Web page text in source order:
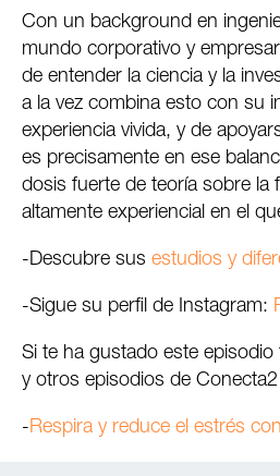
Con un background en
mundo corporativo y
de entender la ciencia y la
a la vez combina esto con su
experiencia vivida, y de
es precisamente en ese
dosis fuerte de teoría sobre la
altamente experiencial en el
-Descubre sus estudios y
-Sigue su perfil de Instagram:
Si te ha gustado este
y otros episodios de
-Respira y reduce el estrés